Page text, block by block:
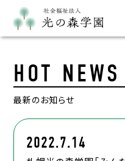
HOT NEWS
最新のお知らせ
2022.7.14